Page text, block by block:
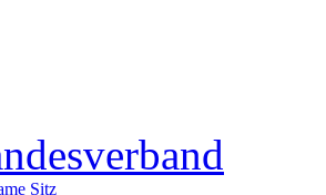
Sitz